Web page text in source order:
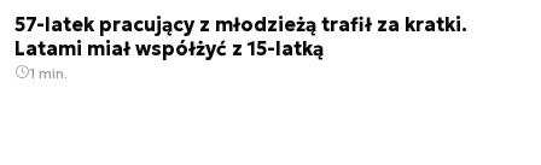
57-latek pracujący z młodzieżą trafił za kratki.
Latami miał współżyć z 15-latką
1 min.